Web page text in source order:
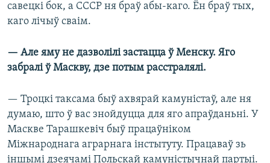
савецкі бок, а СССР ня браў абы-каго. Ён браў тых,
каго лічыў сваім.
— Але яму не дазволілі застацца ў Менску. Яго
забралі ў Маскву, дзе потым расстралялі.
— Троцкі таксама быў ахвярай камуністаў, але ня
думаю, што ў вас знойдуцца для яго апраўданьні. У
Маскве Тарашкевіч быў працаўніком
Міжнароднага аграрнага інстытуту. Працаваў зь
іншымі дзеячамі Польскай камуністычнай партыі.